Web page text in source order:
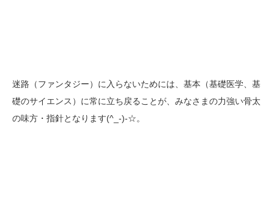
迷路（ファンタジー）に入らないためには、基本（基礎医学、基
礎のサイエンス）に常に立ち戻ることが、みなさまの力強い骨太
の味方・指針となります(^_-)-☆。